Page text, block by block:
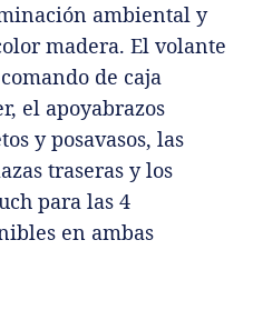
ambiental y
madera. El volante
de caja
el apoyabrazos
y posavasos, las
traseras y los
para las 4
en ambas